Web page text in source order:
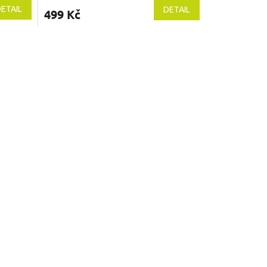
499 Kč DETAIL